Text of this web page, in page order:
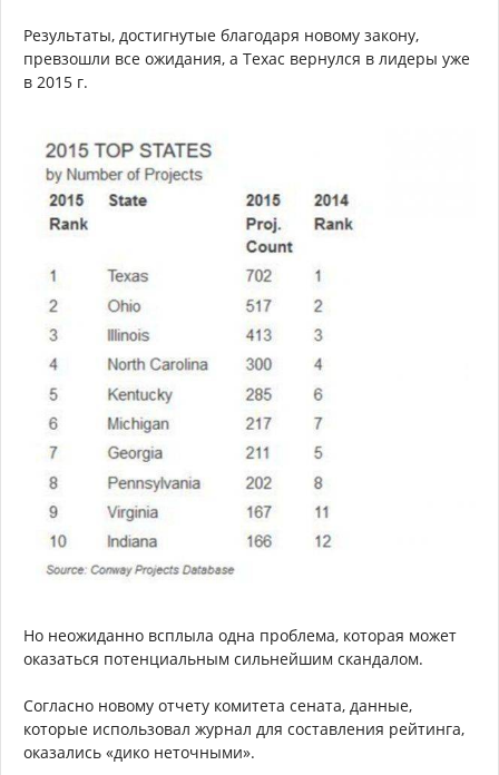
Результаты, достигнутые благодаря новому закону,
превзошли все ожидания, а Техас вернулся в лидеры уже
в 2015 г.
Но неожиданно всплыла одна проблема, которая может
оказаться потенциальным сильнейшим скандалом.
Согласно новому отчету комитета сената, данные,
которые использовал журнал для составления рейтинга,
оказались «дико неточными».